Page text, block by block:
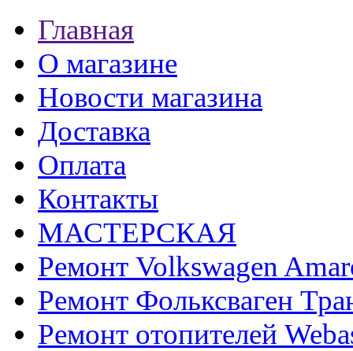
Главная
О магазине
Новости магазина
Доставка
Оплата
Контакты
МАСТЕРСКАЯ
Ремонт Volkswagen
Ремонт Фольксваген
Ремонт отопителей